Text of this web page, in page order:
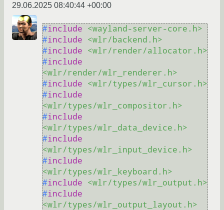
29.06.2025 08:40:44 +00:00
#include
<wayland-server-core.h>
#include
<wlr/backend.h>
#include
<wlr/render/allocator.h>
#include
<wlr/render/wlr_renderer.h>
#include
<wlr/types/wlr_cursor.h>
#include
<wlr/types/wlr_compositor.h>
#include
<wlr/types/wlr_data_device.h>
#include
<wlr/types/wlr_input_device.h>
#include
<wlr/types/wlr_keyboard.h>
#include
<wlr/types/wlr_output.h>
#include
<wlr/types/wlr_output_layout.h>